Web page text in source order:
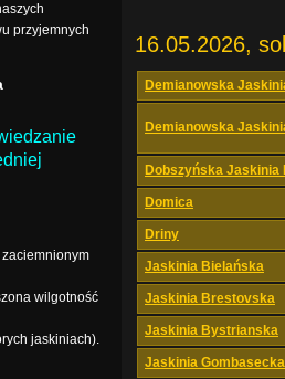
16.05.2026,
Demianowska
Demianowska
Dobszyńska Jaskinia
Domica
Driny
Jaskinia Bielańska
Jaskinia Brestovska
Jaskinia Bystrianska
Jaskinia Gombasecka
przyjemnych
zaciemnionym
wilgotność
jaskiniach).